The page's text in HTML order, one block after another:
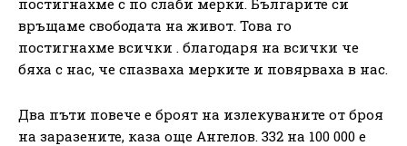
връщаме свободата на живот. Това го
постигнахме всички . благодаря на всички че
бяха с нас, че спазваха мерките и повярваха в нас.
Два пъти повече е броят на излекуваните от броя
на заразените, каза още Ангелов. 332 на 100 000 е